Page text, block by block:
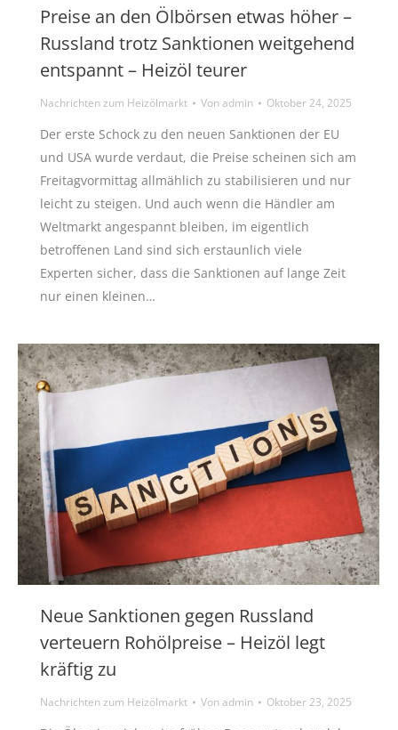
Preise an den Ölbörsen etwas höher –
Russland trotz Sanktionen weitgehend
entspannt – Heizöl teurer
Nachrichten zum Heizölmarkt Vonadmin Oktober 24, 2025
Der erste Schock zu den neuen Sanktionen der EU
und USA wurde verdaut, die Preise scheinen sich am
Freitagvormittag allmählich zu stabilisieren und nur
leicht zu steigen. Und auch wenn die Händler am
Weltmarkt angespannt bleiben, im eigentlich
betroffenen Land sind sich erstaunlich viele
Experten sicher, dass die Sanktionen auf lange Zeit
nur einen kleinen…
Neue Sanktionen gegen Russland
verteuern Rohölpreise – Heizöl legt
kräftig zu
Nachrichten zum Heizölmarkt Vonadmin Oktober 23, 2025